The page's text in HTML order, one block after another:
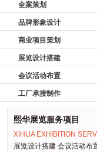
全案策划
品牌形象设计
商业项目策划
展览设计搭建
会议活动布置
工厂承接制作
熙华展览服务项目
XIHUA EXHIBITION
展览设计搭建 会议活动布